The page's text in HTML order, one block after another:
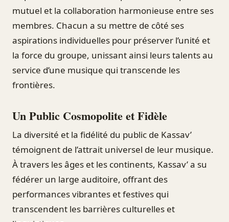
mutuel et la collaboration harmonieuse entre ses
membres. Chacun a su mettre de côté ses
aspirations individuelles pour préserver l’unité et
la force du groupe, unissant ainsi leurs talents au
service d’une musique qui transcende les
frontières.
Un Public Cosmopolite et Fidèle
La diversité et la fidélité du public de Kassav’
témoignent de l’attrait universel de leur musique.
À travers les âges et les continents, Kassav’ a su
fédérer un large auditoire, offrant des
performances vibrantes et festives qui
transcendent les barrières culturelles et